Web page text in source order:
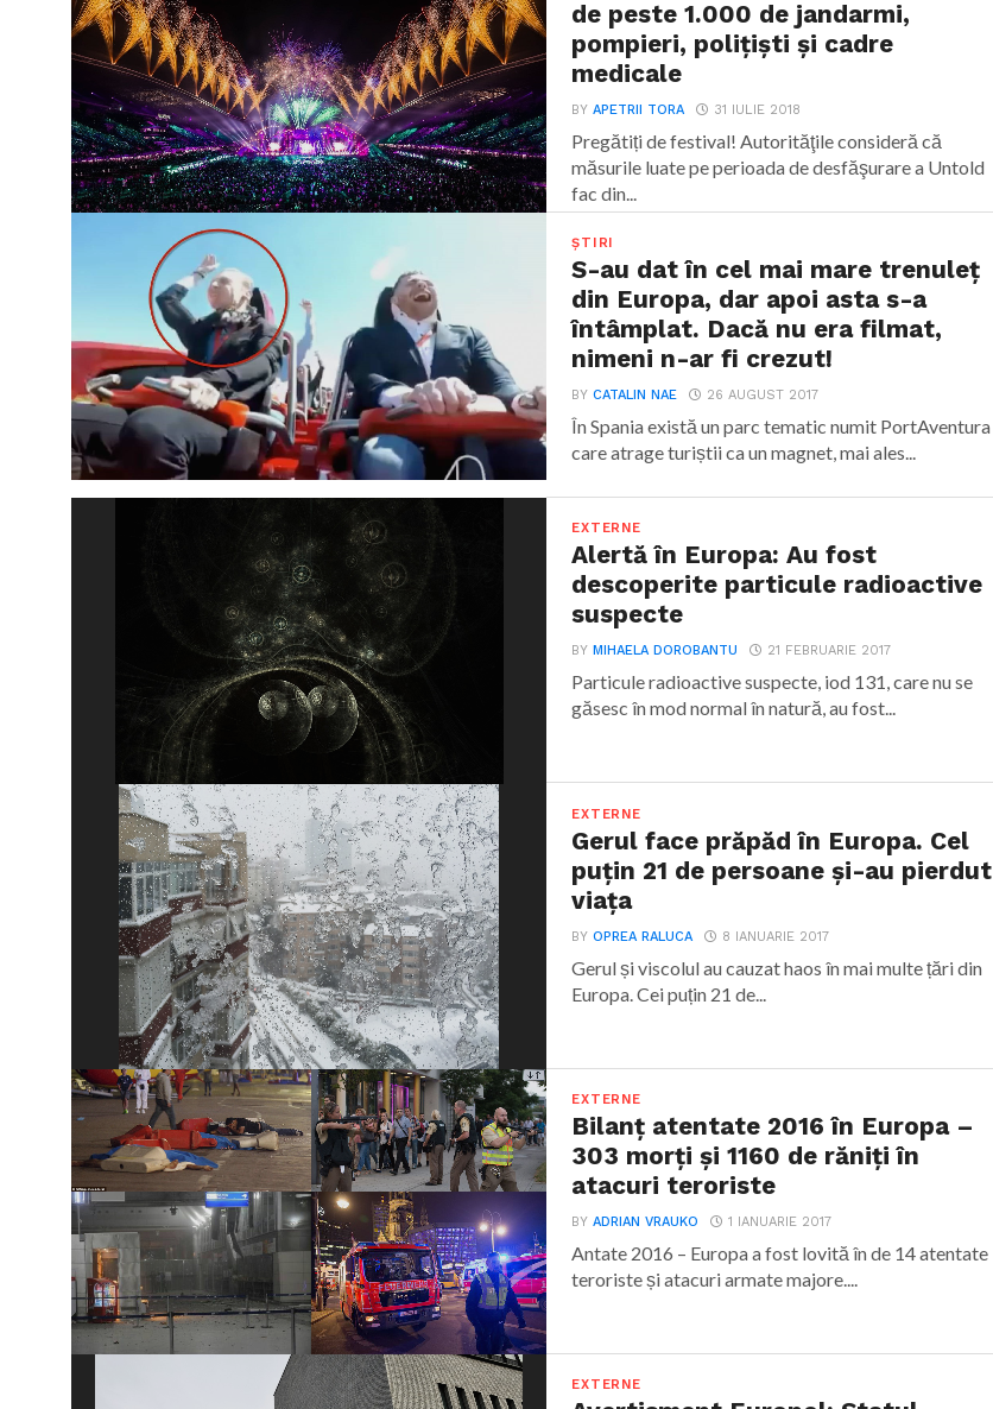
de peste 1.000 de jandarmi,
pompieri, poliţişti şi cadre
medicale
BYAPETRII TORA 31 IULIE 2018
Pregătiți de festival! Autorităţile consideră că
măsurile luate pe perioada de desfăşurare a Untold
fac din...
ȘTIRI
S-au dat în cel mai mare trenuleț
din Europa, dar apoi asta s-a
întâmplat. Dacă nu era filmat,
nimeni n-ar fi crezut!
BYCATALIN NAE 26 AUGUST 2017
În Spania există un parc tematic numit PortAventura
care atrage turiștii ca un magnet, mai ales...
EXTERNE
Alertă în Europa: Au fost
descoperite particule radioactive
suspecte
BY MIHAELA DOROBANTU 21 FEBRUARIE 2017
Particule radioactive suspecte, iod 131, care nu se
găsesc în mod normal în natură, au fost...
EXTERNE
Gerul face prăpăd în Europa. Cel
puțin 21 de persoane și-au pierdut
viața
BYOPREA RALUCA 8 IANUARIE 2017
Gerul și viscolul au cauzat haos în mai multe țări din
Europa. Cei puțin 21 de...
EXTERNE
Bilanț atentate 2016 în Europa –
303 morți și 1160 de răniți în
atacuri teroriste
BYADRIAN VRAUKO 1 IANUARIE 2017
Antate 2016 – Europa a fost lovită în de 14 atentate
teroriste și atacuri armate majore....
EXTERNE